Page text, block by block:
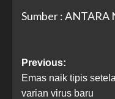
Sumber : ANTARA
Previous:
Emas naik tipis
varian virus baru